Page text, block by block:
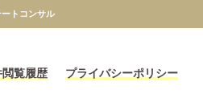
トコンサル
閲覧履歴 プライバシーポリシー